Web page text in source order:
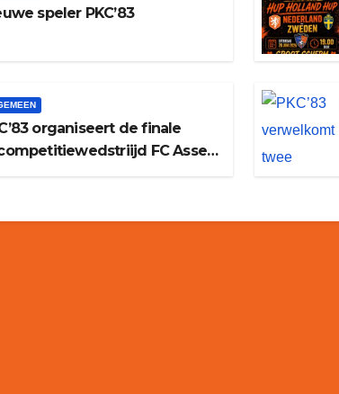
speler PKC’83
organiseert de finale
FC Assen